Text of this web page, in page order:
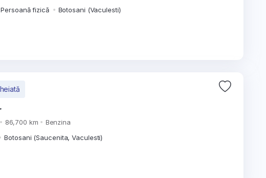
fizică
Botosani (Vaculesti)
86,700 km
Benzina
Botosani (Saucenita, Vaculesti)